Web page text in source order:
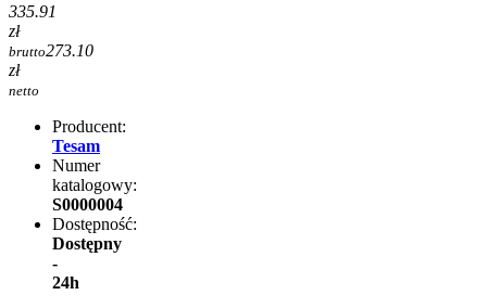
335.91
zł
brutto273.10
zł
netto
Producent:
Tesam
Numer
katalogowy:
S0000004
Dostępność:
Dostępny
-
24h